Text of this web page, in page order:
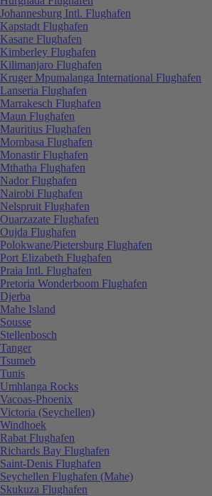
Johannesburg Intl. Flughafen
Kapstadt Flughafen
Kasane Flughafen
Kimberley Flughafen
Kilimanjaro Flughafen
Kruger Mpumalanga International Flughafen
Lanseria Flughafen
Marrakesch Flughafen
Maun Flughafen
Mauritius Flughafen
Mombasa Flughafen
Monastir Flughafen
Mthatha Flughafen
Nador Flughafen
Nairobi Flughafen
Nelspruit Flughafen
Ouarzazate Flughafen
Oujda Flughafen
Polokwane/Pietersburg Flughafen
Port Elizabeth Flughafen
Praia Intl. Flughafen
Pretoria Wonderboom Flughafen
Djerba
Mahe Island
Sousse
Stellenbosch
Tanger
Tsumeb
Tunis
Umhlanga Rocks
Vacoas-Phoenix
Victoria (Seychellen)
Windhoek
Rabat Flughafen
Richards Bay Flughafen
Saint-Denis Flughafen
Seychellen Flughafen (Mahe)
Skukuza Flughafen